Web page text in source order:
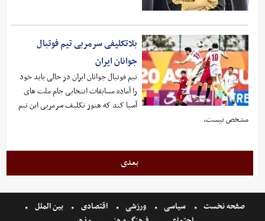
بلاتکلیفی سرمربی تیم فوتبال
جوانان ایران
تیم فوتبال جوانان ایران در حالی باید خود
را آماده مسابقات انتخابی جام ملت های
آسیا کند که هنوز تکلیف سرمربی این تیم
مشخص نیست.
بعدی
صفحه نخست سیاسی ورزشی اقتصادی
بین الملل